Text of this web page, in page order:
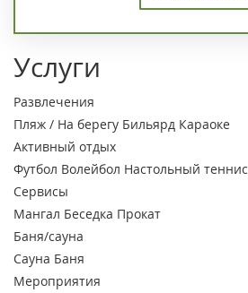
Услуги
Развлечения
Пляж / На берегу Бильярд Караоке
Активный отдых
Футбол Волейбол Настольный теннис
Сервисы
Мангал Беседка Прокат
Баня/сауна
Сауна Баня
Мероприятия